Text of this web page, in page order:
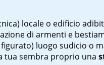
locale o edificio
di armenti e
luogo sudicio o
tua sembra proprio una